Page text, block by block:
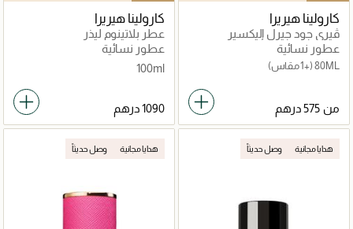
كارولينا هيريرا
ڤيري جود جيرل إليكسير
عطور نسائية
80ML (+1 مقاس)
من
كارولينا هيريرا
عطر بلاتينوم ليذر
عطور نسائية
100ml
هدايا مجانية وصل حديثاً هدايا مجانية وصل حديثاً